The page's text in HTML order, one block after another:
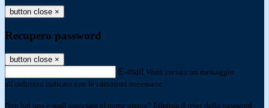
button close ×
Recupero password
button close ×
E-mail Verrà inviato un messaggio
all'indirizzo indicato con le istruzioni necessarie.
Non hai una e-mail associata al nome utente? Effettua il reset della password